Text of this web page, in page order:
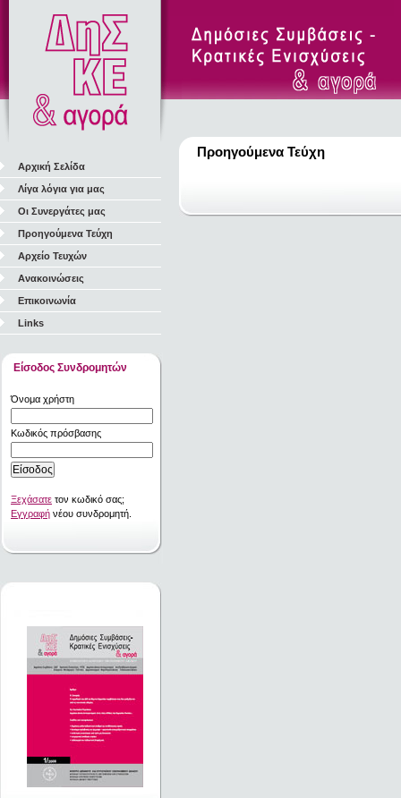
Αρχική Σελίδα
Λίγα λόγια για μας
Οι Συνεργάτες μας
Προηγούμενα Τεύχη
Αρχείο Τευχών
Ανακοινώσεις
Επικοινωνία
Links
Είσοδος Συνδρομητών
Όνομα χρήστη
Κωδικός πρόσβασης
Ξεχάσατε τον κωδικό σας;
Εγγραφή νέου συνδρομητή.
Προηγούμενα Τεύχη